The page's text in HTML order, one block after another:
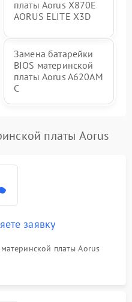
платы Aorus X870E
AORUS ELITE X3D
Замена батарейки
BIOS материнской
платы Aorus A620AM
C
платы Aorus
заявку
платы Aorus